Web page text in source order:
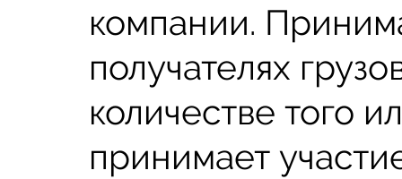
компании.
получателях
количестве того
принимает